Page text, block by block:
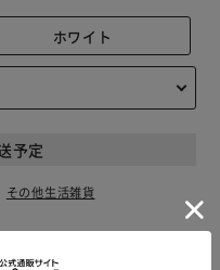
ホワイト
予定
その他生活雑貨